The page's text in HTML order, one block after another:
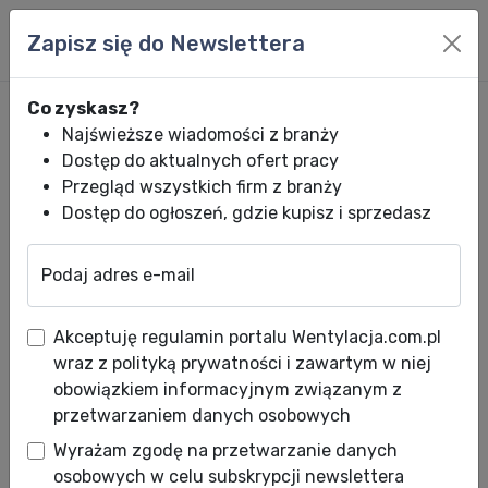
Mistrzowie Klimatu
Cooper&Hunter – ruszamy do
Poznania i Wrocławia!
Data publikacji: 23.10.2025
Zapisz się do Newslettera
Co zyskasz?
Najświeższe wiadomości z branży
Dostęp do aktualnych ofert pracy
Przegląd wszystkich firm z branży
Dostęp do ogłoszeń, gdzie kupisz i sprzedasz
Podaj adres e-mail
Akceptuję regulamin portalu Wentylacja.com.pl
wraz z polityką prywatności i zawartym w niej
obowiązkiem informacyjnym związanym z
przetwarzaniem danych osobowych
Wyrażam zgodę na przetwarzanie danych
osobowych w celu subskrypcji newslettera